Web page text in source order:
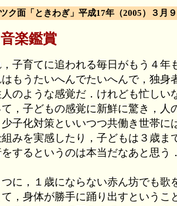
ク面「ときわぎ」平成17年（2005）３月
楽鑑賞
子育てに追われる毎日がもう４年
もうたいへんでたいへんで，独身
のような感覚だ．けれども忙しい
，子どもの感覚に新鮮に驚き，人
子化対策といいつつ共働き世帯に
みを実感したり，子どもは３歳ま
するというのは本当だなあと思う
に，１歳にならない赤ん坊でも歌
，身体が勝手に踊り出すというこ